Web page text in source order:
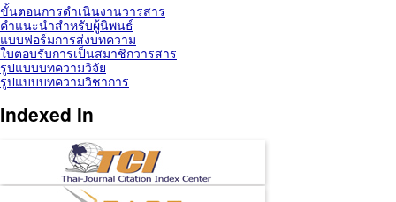
ขั้นตอนการดำเนินงานวารสาร
คำแนะนำสำหรับผู้นิพนธ์
แบบฟอร์มการส่งบทความ
ใบตอบรับการเป็นสมาชิกวารสาร
รูปแบบบทความวิจัย
รูปแบบบทความวิชาการ
Indexed In